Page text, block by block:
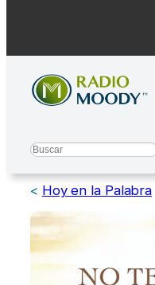
contenido
Search
< Hoy en la Palabra